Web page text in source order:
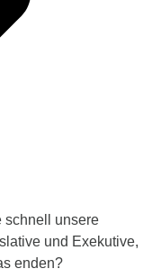
schnell unsere
und Exekutive,
enden?